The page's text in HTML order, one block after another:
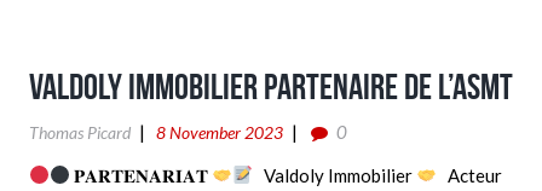
Valdoly Immobilier partenaire de l’ASMT
Thomas Picard 8 November 2023
0
𝐏𝐀𝐑𝐓𝐄𝐍𝐀𝐑𝐈𝐀𝐓
Valdoly Immobilier
Acteur